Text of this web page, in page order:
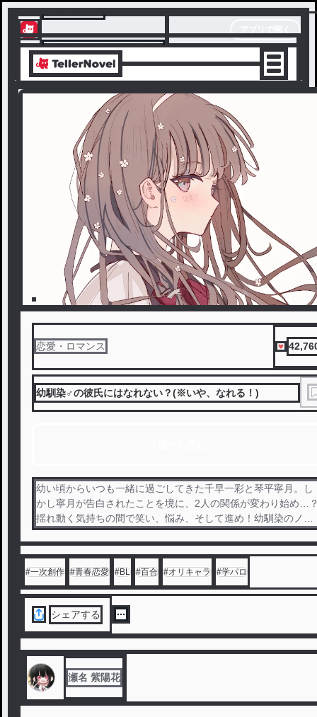
テラーノベル
アプリでサクサク楽しめる
恋愛・ロマンス
幼馴染♂の彼氏にはなれない？(※いや、なれる！)
幼い頃からいつも一緒に過ごしてきた千早一彩と琴平寧月。し
かし寧月が告白されたことを境に、2人の関係が変わり始め…
揺れ動く気持ちの間で笑い、悩み、そして進め！幼馴染のノン
ストップ青春群像劇。 ・オリキャラ注意 ・実際の組織や団体に
は関係なし ・「〇〇に似てる」等のコメントはお控えください
金)投稿中
#一次創作 #青春恋愛 #BL #百合 #オリキャラ #学パロ
シェアする
瀬名 紫陽花